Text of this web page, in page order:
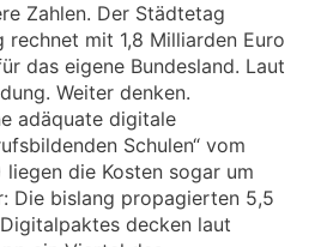
Zahlen. Der Städtetag
rechnet mit 1,8 Milliarden Euro
das eigene Bundesland. Laut
Weiter denken.
adäquate digitale
Schulen“ vom
die Kosten sogar um
Die bislang propagierten 5,5
decken laut